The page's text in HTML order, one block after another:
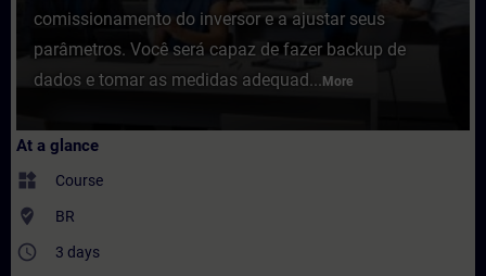
comissionamento do inversor e a ajustar seus
parâmetros. Você será capaz de fazer backup de
dados e tomar as medidas adequad... More
At a glance
widgets Course
where_to_vote BR
access_time 3 days